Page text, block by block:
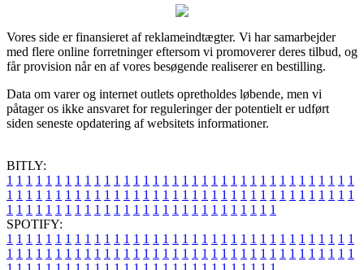
Vores side er finansieret af reklameindtægter. Vi har samarbejder
med flere online forretninger eftersom vi promoverer deres tilbud, og
får provision når en af vores besøgende realiserer en bestilling.
Data om varer og internet outlets opretholdes løbende, men vi
påtager os ikke ansvaret for reguleringer der potentielt er udført
siden seneste opdatering af websitets informationer.
BITLY:
1 1 1 1 1 1 1 1 1 1 1 1 1 1 1 1 1 1 1 1 1 1 1 1 1 1 1 1 1 1 1 1 1 1 1 1
1 1 1 1 1 1 1 1 1 1 1 1 1 1 1 1 1 1 1 1 1 1 1 1 1 1 1 1 1 1 1 1 1 1 1 1
1 1 1 1 1 1 1 1 1 1 1 1 1 1 1 1 1 1 1 1 1 1 1 1 1 1 1 1
SPOTIFY:
1 1 1 1 1 1 1 1 1 1 1 1 1 1 1 1 1 1 1 1 1 1 1 1 1 1 1 1 1 1 1 1 1 1 1 1
1 1 1 1 1 1 1 1 1 1 1 1 1 1 1 1 1 1 1 1 1 1 1 1 1 1 1 1 1 1 1 1 1 1 1 1